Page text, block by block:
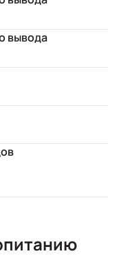
вывода